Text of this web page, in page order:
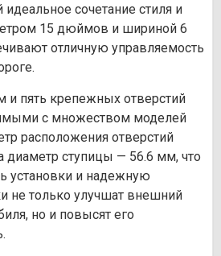
сочетание стиля и
15 дюймов и шириной 6
отличную управляемость
и пять крепежных отверстий
с множеством моделей
расположения отверстий
диаметр ступицы — 56.6 мм, что
установки и надежную
не только улучшат внешний
но и повысят его